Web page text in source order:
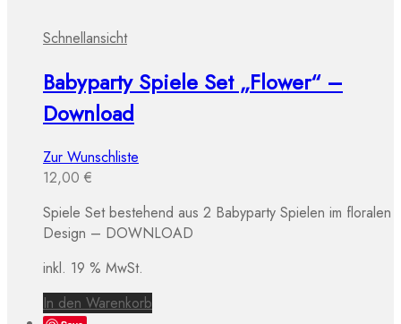
Schnellansicht
Babyparty Spiele Set „Flower“ –
Download
Zur Wunschliste
12,00 €
Spiele Set bestehend aus 2 Babyparty Spielen im floralen
Design – DOWNLOAD
inkl. 19 % MwSt.
In den Warenkorb